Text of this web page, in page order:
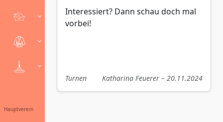
Hauptverein
Interessiert? Dann schau doch mal
vorbei!
Turnen Katharina Feuerer – 20.11.2024